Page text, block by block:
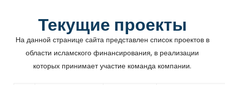
Текущие проекты
На данной странице сайта представлен список проектов в
области исламского финансирования, в реализации
которых принимает участие команда компании.